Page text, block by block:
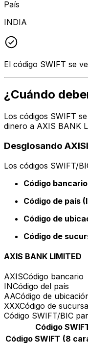
País
INDIA
El código SWIFT se
¿Cuándo
Los códigos SWIFT
dinero a AXIS BANK
Desglosando
Los códigos SWIFT/
Código
Código de país
Código de
Código de
AXIS BANK LIMITED
AXISCódigo bancario
INCódigo del país
AACódigo de
XXXCódigo de
Código SWIFT/BIC
Código
Código SWIFT (8